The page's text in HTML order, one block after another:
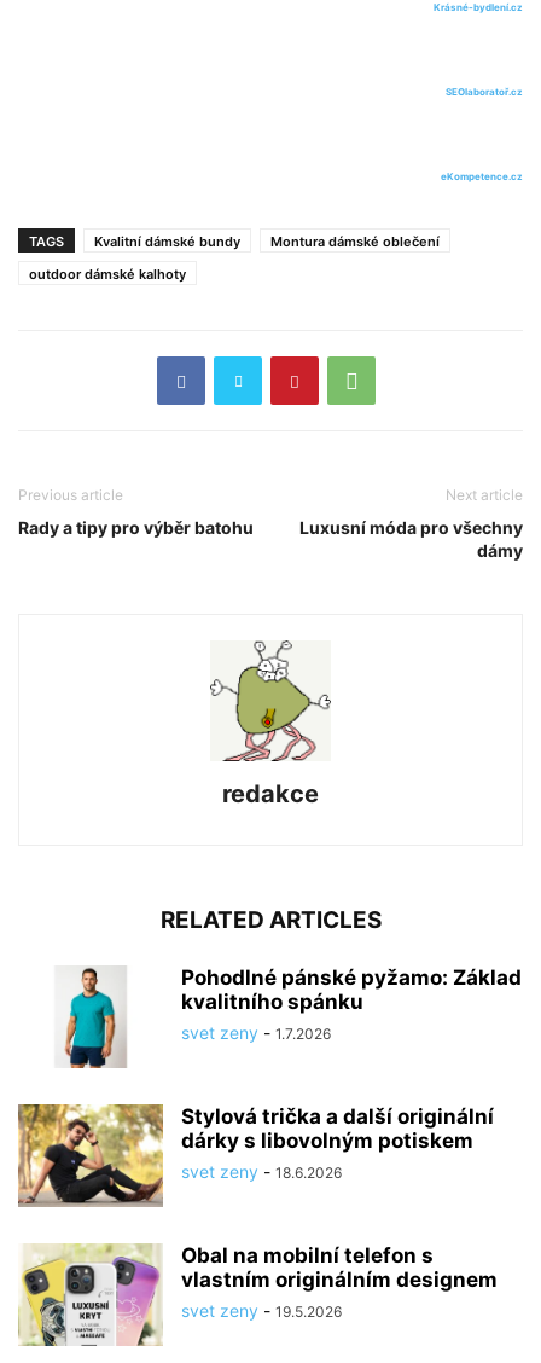
Krásné-bydlení.cz
SEOlaboratoř.cz
eKompetence.cz
TAGS Kvalitní dámské bundy
Montura dámské oblečení
outdoor dámské kalhoty
Previous article
Rady a tipy pro výběr batohu
Next article
Luxusní móda pro všechny
dámy
redakce
RELATED ARTICLES
Pohodlné pánské pyžamo: Základ
kvalitního spánku
svet zeny - 1.7.2026
Stylová trička a další originální
dárky s libovolným potiskem
svet zeny - 18.6.2026
Obal na mobilní telefon s
vlastním originálním designem
svet zeny - 19.5.2026